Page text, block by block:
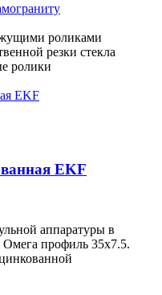
роликами
резки стекла
ролики
EKF
аппаратуры в
профиль 35х7.5.